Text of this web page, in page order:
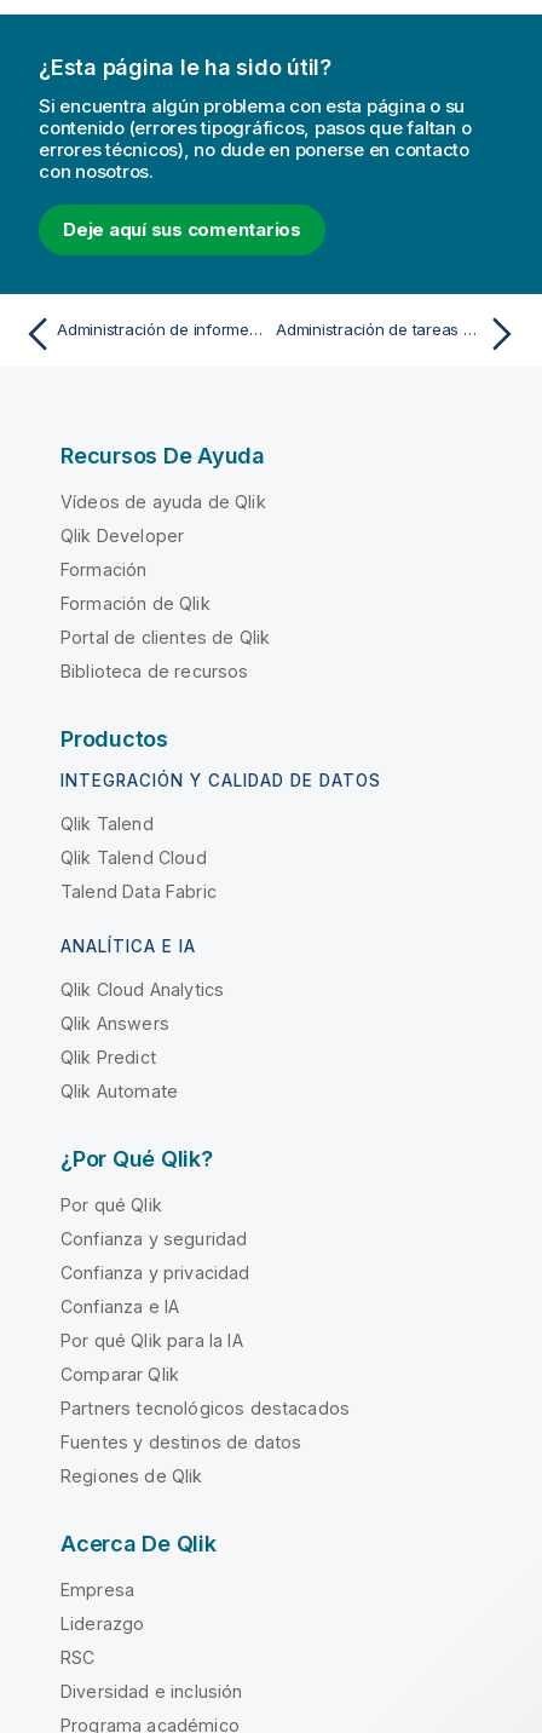
¿Esta página le ha sido útil?
Si encuentra algún problema con esta página o su
contenido (errores tipográficos, pasos que faltan o
errores técnicos), no dude en ponerse en contacto
con nosotros.
Deje aquí sus comentarios
Administración de informes y suscripciones Administración de tareas de informes y suscripciones
Recursos De Ayuda
Vídeos de ayuda de Qlik
Qlik Developer
Formación
Formación de Qlik
Portal de clientes de Qlik
Biblioteca de recursos
Productos
INTEGRACIÓN Y CALIDAD DE DATOS
Qlik Talend
Qlik Talend Cloud
Talend Data Fabric
ANALÍTICA E IA
Qlik Cloud Analytics
Qlik Answers
Qlik Predict
Qlik Automate
¿Por Qué Qlik?
Por qué Qlik
Confianza y seguridad
Confianza y privacidad
Confianza e IA
Por qué Qlik para la IA
Comparar Qlik
Partners tecnológicos destacados
Fuentes y destinos de datos
Regiones de Qlik
Acerca De Qlik
Empresa
Liderazgo
RSC
Diversidad e inclusión
Programa académico